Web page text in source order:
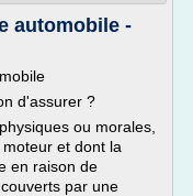
automobile -
d'assurer ?
ou morales,
et dont la
en raison de
par une